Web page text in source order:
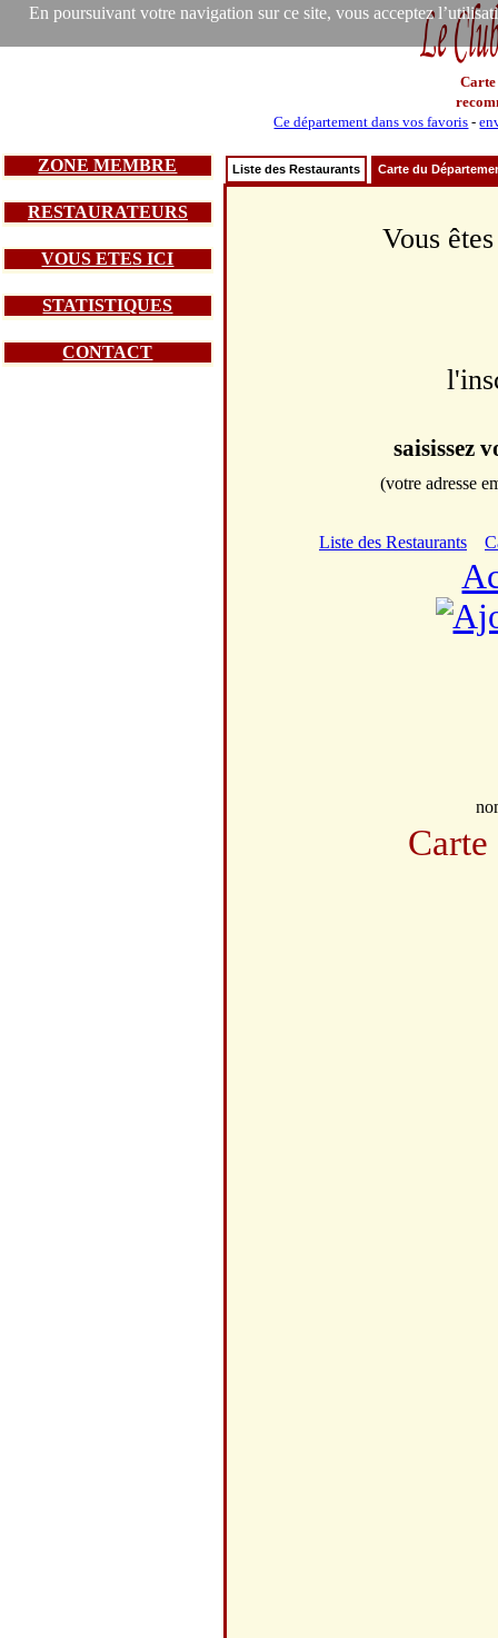
En poursuivant votre navigation sur ce site, vous acceptez
Carte
Ce département dans vos favoris -
ZONE MEMBRE
RESTAURATEURS
VOUS ETES ICI
STATISTIQUES
CONTACT
Liste des Restaurants Carte du
Vous
saisissez
(votre adresse
Liste des Restaurants